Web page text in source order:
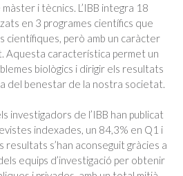
i tècnics. L’IBB integra 18
en 3 programes científics que
científiques, però amb un caràcter
Aquesta característica permet un
biològics i dirigir els resultats
del benestar de la nostra societat.
investigadors de l’IBB han publicat
indexades, un 84,3% en Q1 i
resultats s’han aconseguit gràcies a
equips d’investigació per obtenir